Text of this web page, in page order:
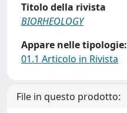
Titolo della rivista
BIORHEOLOGY
Appare nelle tipologie:
01.1 Articolo in Rivista
File in questo prodotto: